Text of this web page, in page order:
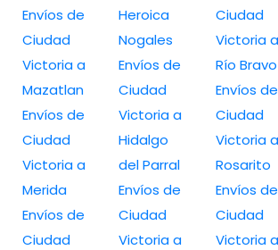
Envíos de
Ciudad
Victoria a
Mazatlan
Envíos de
Ciudad
Victoria a
Merida
Envíos de
Ciudad
Heroica
Nogales
Envíos de
Ciudad
Victoria a
Hidalgo
del Parral
Envíos de
Ciudad
Victoria a
Ciudad
Victoria a
Río Bravo
Envíos de
Ciudad
Victoria a
Rosarito
Envíos de
Ciudad
Victoria a